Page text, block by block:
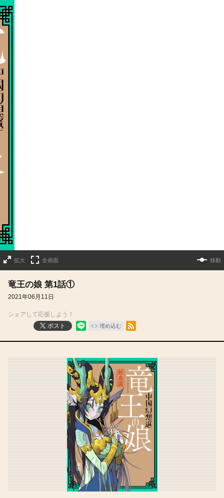
拡大 全画面 移動
竜王の娘 第1話①
2021年06月11日
シェアして応援しよう！
ポスト
埋め込む
RSSフィード